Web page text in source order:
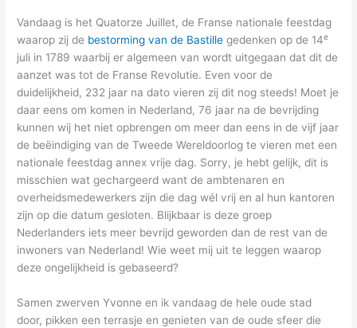
Vandaag is het Quatorze Juillet, de Franse nationale feestdag
waarop zij de bestorming van de Bastille gedenken op de 14e
juli in 1789 waarbij er algemeen van wordt uitgegaan dat dit de
aanzet was tot de Franse Revolutie. Even voor de
duidelijkheid, 232 jaar na dato vieren zij dit nog steeds! Moet je
daar eens om komen in Nederland, 76 jaar na de bevrijding
kunnen wij het niet opbrengen om meer dan eens in de vijf jaar
de beëindiging van de Tweede Wereldoorlog te vieren met een
nationale feestdag annex vrije dag. Sorry, je hebt gelijk, dit is
misschien wat gechargeerd want de ambtenaren en
overheidsmedewerkers zijn die dag wél vrij en al hun kantoren
zijn op die datum gesloten. Blijkbaar is deze groep
Nederlanders iets meer bevrijd geworden dan de rest van de
inwoners van Nederland! Wie weet mij uit te leggen waarop
deze ongelijkheid is gebaseerd?
Samen zwerven Yvonne en ik vandaag de hele oude stad
door, pikken een terrasje en genieten van de oude sfeer die